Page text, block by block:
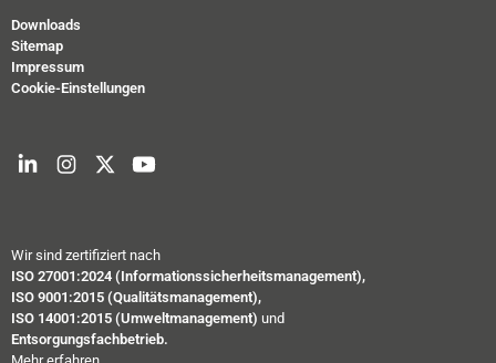
Downloads
Sitemap
Impressum
Cookie-Einstellungen
Wir sind zertifiziert nach
ISO 27001:2024 (Informationssicherheitsmanagement),
ISO 9001:2015 (Qualitätsmanagement),
ISO 14001:2015 (Umweltmanagement) und
Entsorgungsfachbetrieb.